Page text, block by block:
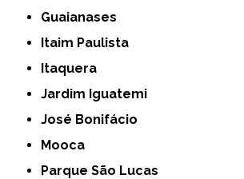
Guaianases
Itaim Paulista
Itaquera
Jardim Iguatemi
José Bonifácio
Mooca
Parque São Lucas